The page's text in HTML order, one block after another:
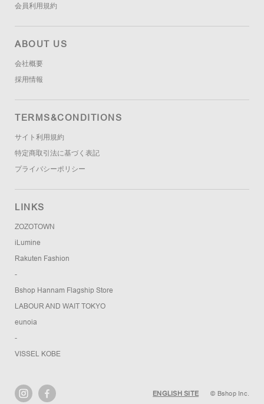
会員利用規約
ABOUT US
会社概要
採用情報
TERMS&CONDITIONS
サイト利用規約
特定商取引法に基づく表記
プライバシーポリシー
LINKS
ZOZOTOWN
iLumine
Rakuten Fashion
-
Bshop Hannam Flagship Store
LABOUR AND WAIT TOKYO
eunoia
-
VISSEL KOBE
ENGLISH SITE © Bshop Inc.